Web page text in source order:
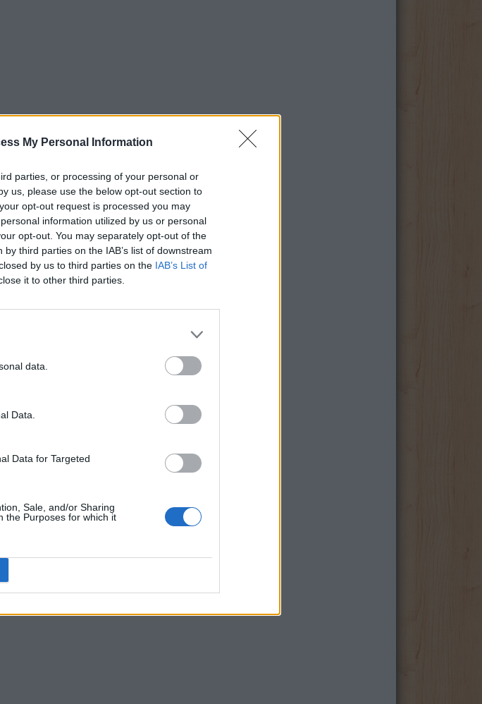
My Personal Information
parties, or processing of your personal or
us, please use the below opt-out section to
opt-out request is processed you may
information utilized by us or personal
opt-out. You may separately opt-out of the
third parties on the IAB’s list of downstream
by us to third parties on the IAB’s List of
it to other third parties.
data.
Data.
Data for Targeted
Sale, and/or Sharing
the Purposes for which it